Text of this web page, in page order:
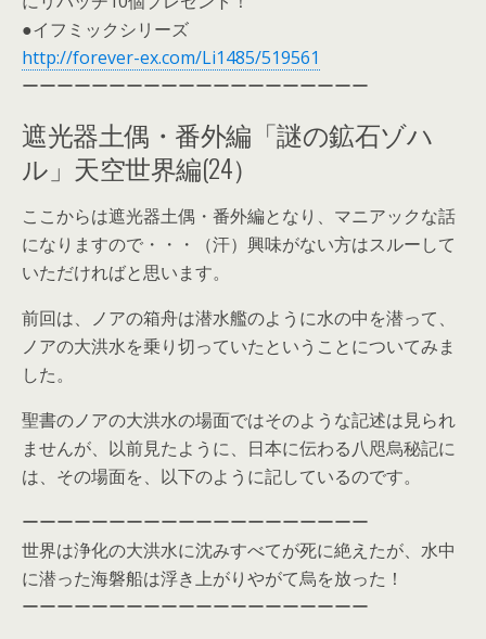
●イフミックシリーズ
http://forever-ex.com/Li1485/519561
ーーーーーーーーーーーーーーーーーーーー
遮光器土偶・番外編「謎の鉱石ゾハ
ル」天空世界編(24）
ここからは遮光器土偶・番外編となり、マニアックな話
になりますので・・・（汗）興味がない方はスルーして
いただければと思います。
前回は、ノアの箱舟は潜水艦のように水の中を潜って、
ノアの大洪水を乗り切っていたということについてみま
した。
聖書のノアの大洪水の場面ではそのような記述は見られ
ませんが、以前見たように、日本に伝わる八咫烏秘記に
は、その場面を、以下のように記しているのです。
ーーーーーーーーーーーーーーーーーーーー
世界は浄化の大洪水に沈みすべてが死に絶えたが、水中
に潜った海磐船は浮き上がりやがて烏を放った！
ーーーーーーーーーーーーーーーーーーーー